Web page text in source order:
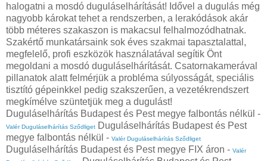
halogatni a mosdó duguláselhárítását! Idővel a dugulás még
nagyobb károkat tehet a rendszerben, a lerakódások akár
több méteres szakaszon is makacsul felhalmozódhatnak.
Szakértő munkatársaink sok éves szakmai tapasztalattal,
megfelelő, profi eszközök használatával segítik Önt
megoldani a mosdó duguláselhárítását. Csatornakamerával
pillanatok alatt felmérjük a probléma súlyosságát, speciális
tisztító gépeinkkel pedig szakszerűen, a vezetékrendszert
megkímélve szüntetjük meg a dugulást!
Duguláselhárítás Budapest és Pest megye falbontás nélkül -
Valér Duguláselhárítás Sződliget Duguláselhárítás Budapest és Pest
megye falbontás nélkül - Valér Duguláselhárítás Sződliget
Duguláselhárítás Budapest és Pest megye FIX áron - Valér